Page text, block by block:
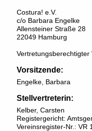
Costura! e.V.
c/o Barbara Engelke
Allensteiner Straße 28
22049 Hamburg
Vertretungsberechtigter
Vorsitzende:
Engelke, Barbara
Stellvertreterin:
Kelber, Carsten
Registergericht:
Vereinsregister-Nr.: VR